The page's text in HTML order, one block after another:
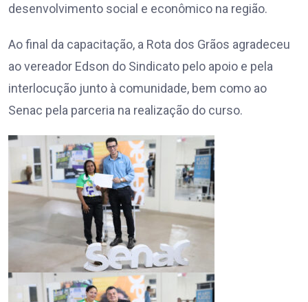
desenvolvimento social e econômico na região.
Ao final da capacitação, a Rota dos Grãos agradeceu
ao vereador Edson do Sindicato pelo apoio e pela
interlocução junto à comunidade, bem como ao
Senac pela parceria na realização do curso.